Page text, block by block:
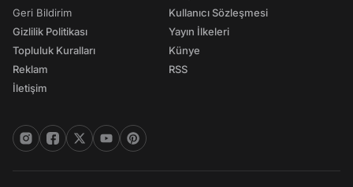
Geri Bildirim
Gizlilik Politikası
Topluluk Kuralları
Reklam
İletişim
Kullanıcı Sözleşmesi
Yayın İlkeleri
Künye
RSS